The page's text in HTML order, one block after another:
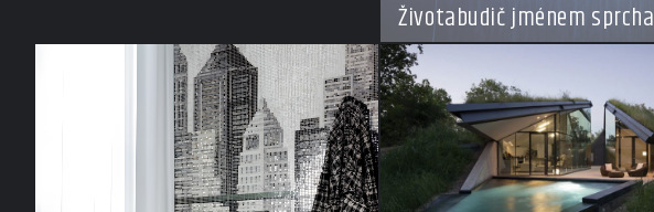
Životabudič jménem sprcha